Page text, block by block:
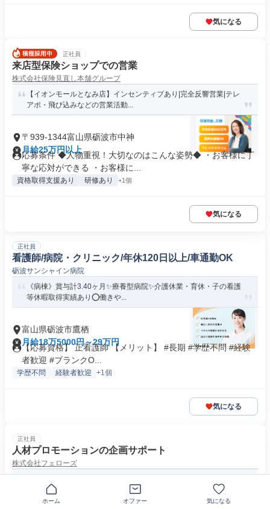
気になる
正社員
来店型保険ショップでの営業
株式会社保険見直し本舗グループ
【イオンモールとなみ店】インセンティブあり|完全反響営業|テレ
アポ・飛び込みなどの営業活動...
〒939-1344富山県砺波市中神
月給25万円以上
応募条件 ◆人物重視！大切なのはこんな姿勢◆ ・お客様に丁
寧な応対ができる ・お客様に...
資格取得支援あり 研修あり +1個
気になる
正社員
看護師/病院・クリニック/年休120日以上/車通勤OK
砺波サンシャイン病院
《病棟》賞与計3.40ヶ月✨療養型病院✨介護休業・育休・子の看護
等休暇取得実績あり⭕働きや...
富山県砺波市鷹栖
月給18万5000円～29万円
【応募資格】 正看護師 【メリット】 #長期 #学歴不問 #経験
者歓迎 #ブランクO...
学歴不問 経験者歓迎 +1個
気になる
正社員
人材プロモーションの企画サポート
株式会社フェローズ
ホーム オファー 気になる